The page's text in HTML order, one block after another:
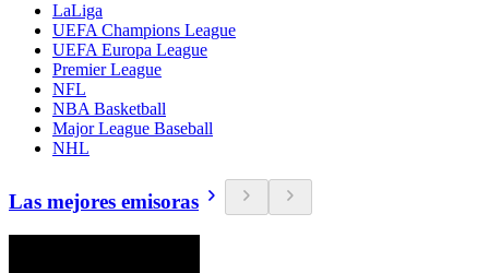
LaLiga
UEFA Champions League
UEFA Europa League
Premier League
NFL
NBA Basketball
Major League Baseball
NHL
Las mejores emisoras